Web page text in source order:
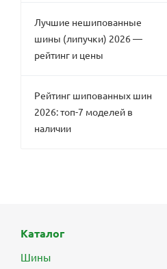
Лучшие нешипованные
шины (липучки) 2026 —
рейтинг и цены
Рейтинг шипованных шин
2026: топ-7 моделей в
наличии
Каталог
Шины